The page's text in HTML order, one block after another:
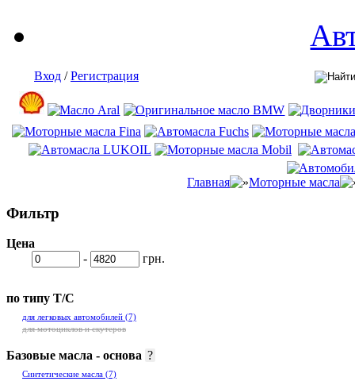
Вход /Регистрация
Главная Моторные масла
Фильтр
Цена
-
грн.
по типу Т/С
для легковых автомобилей (7)
для мотоциклов и скутеров
Базовые масла - основа ?
Синтетические масла (7)